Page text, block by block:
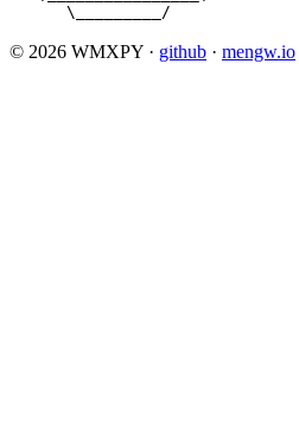
      \_________/
© 2026 WMXPY · github · mengw.io